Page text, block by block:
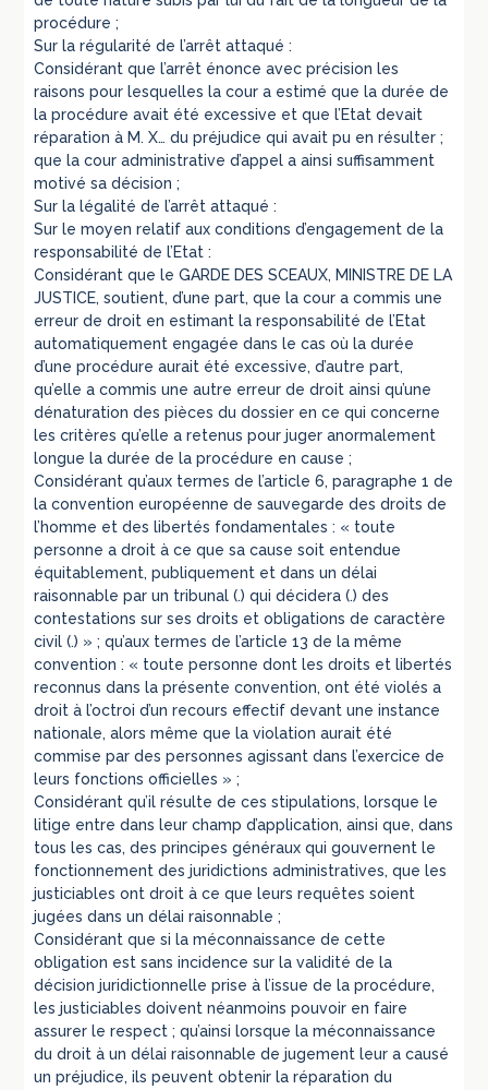
procédure ;
Sur la régularité de l’arrêt attaqué :
Considérant que l’arrêt énonce avec précision les
raisons pour lesquelles la cour a estimé que la durée de
la procédure avait été excessive et que l’Etat devait
réparation à M. X… du préjudice qui avait pu en résulter ;
que la cour administrative d’appel a ainsi suffisamment
motivé sa décision ;
Sur la légalité de l’arrêt attaqué :
Sur le moyen relatif aux conditions d’engagement de la
responsabilité de l’Etat :
Considérant que le GARDE DES SCEAUX, MINISTRE DE LA
JUSTICE, soutient, d’une part, que la cour a commis une
erreur de droit en estimant la responsabilité de l’Etat
automatiquement engagée dans le cas où la durée
d’une procédure aurait été excessive, d’autre part,
qu’elle a commis une autre erreur de droit ainsi qu’une
dénaturation des pièces du dossier en ce qui concerne
les critères qu’elle a retenus pour juger anormalement
longue la durée de la procédure en cause ;
Considérant qu’aux termes de l’article 6, paragraphe 1 de
la convention européenne de sauvegarde des droits de
l’homme et des libertés fondamentales : « toute
personne a droit à ce que sa cause soit entendue
équitablement, publiquement et dans un délai
raisonnable par un tribunal (.) qui décidera (.) des
contestations sur ses droits et obligations de caractère
civil (.) » ; qu’aux termes de l’article 13 de la même
convention : « toute personne dont les droits et libertés
reconnus dans la présente convention, ont été violés a
droit à l’octroi d’un recours effectif devant une instance
nationale, alors même que la violation aurait été
commise par des personnes agissant dans l’exercice de
leurs fonctions officielles » ;
Considérant qu’il résulte de ces stipulations, lorsque le
litige entre dans leur champ d’application, ainsi que, dans
tous les cas, des principes généraux qui gouvernent le
fonctionnement des juridictions administratives, que les
justiciables ont droit à ce que leurs requêtes soient
jugées dans un délai raisonnable ;
Considérant que si la méconnaissance de cette
obligation est sans incidence sur la validité de la
décision juridictionnelle prise à l’issue de la procédure,
les justiciables doivent néanmoins pouvoir en faire
assurer le respect ; qu’ainsi lorsque la méconnaissance
du droit à un délai raisonnable de jugement leur a causé
un préjudice, ils peuvent obtenir la réparation du